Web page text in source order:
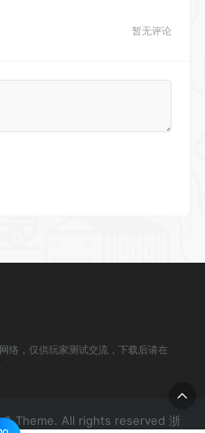
暂无评论
络，仅供玩家测试交流，下载后请在
Theme. All rights reserved 浙